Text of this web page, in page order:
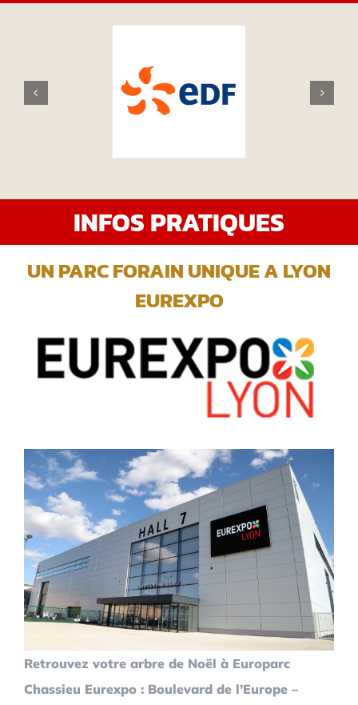
INFOS PRATIQUES
UN PARC FORAIN UNIQUE A LYON
EUREXPO
Retrouvez votre arbre de Noël à Europarc
Chassieu Eurexpo : Boulevard de l’Europe –